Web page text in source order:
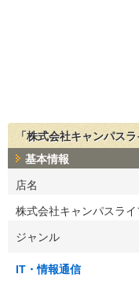
「株式会社キャンパス
基本情報
店名
株式会社キャンパスライ
ジャンル
IT・情報通信